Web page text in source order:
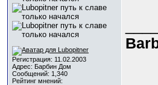
Регистрация: 11.02.2003
Адрес: Барбин Дом
Сообщений: 1,340
Рейтинг мнений: